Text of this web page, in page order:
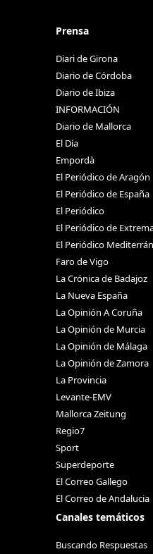
Prensa
Diari de Girona
Diario de Córdoba
Diario de Ibiza
INFORMACIÓN
Diario de Mallorca
El Día
Empordà
El Periódico de Aragón
El Periódico de España
El Periódico
El Periódico de
El Periódico
Faro de Vigo
La Crónica de Badajoz
La Nueva España
La Opinión A Coruña
La Opinión de Murcia
La Opinión de Málaga
La Opinión de Zamora
La Provincia
Levante-EMV
Mallorca Zeitung
Regio7
Sport
Superdeporte
El Correo Gallego
El Correo de Andalucia
Canales temáticos
Buscando Respuestas